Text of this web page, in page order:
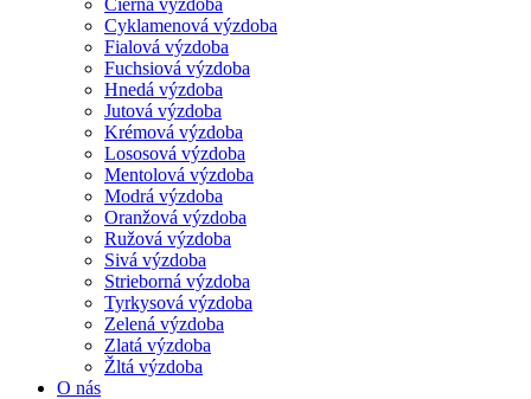
Cyklamenová výzdoba
Fialová výzdoba
Fuchsiová výzdoba
Hnedá výzdoba
Jutová výzdoba
Krémová výzdoba
Lososová výzdoba
Mentolová výzdoba
Modrá výzdoba
Oranžová výzdoba
Ružová výzdoba
Sivá výzdoba
Strieborná výzdoba
Tyrkysová výzdoba
Zelená výzdoba
Zlatá výzdoba
Žltá výzdoba
O nás